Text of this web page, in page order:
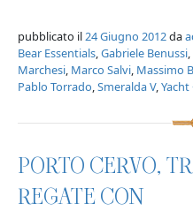
pubblicato il24 Giugno 2012da
Bear Essentials,Gabriele Benussi,
Marchesi, Marco Salvi, Massimo
Pablo Torrado,Smeralda V,
PORTO CERVO,
REGATE CON